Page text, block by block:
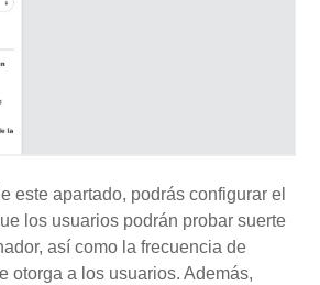
este apartado, podrás configurar el
los usuarios podrán probar suerte
así como la frecuencia de
otorga a los usuarios. Además,